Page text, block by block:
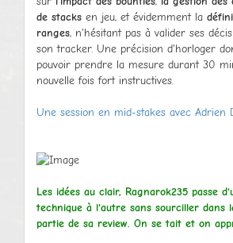
de stacks en jeu, et évidemment la
ranges, n'hésitant pas à valider ses
son tracker. Une précision d'horloger
pouvoir prendre la mesure durant 30
nouvelle fois fort instructives.
Une session en mid-stakes avec Adrien
Les idées au clair, Ragnarok235 passe
technique à l'autre sans sourciller dans
partie de sa review. On se tait et on